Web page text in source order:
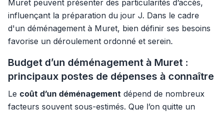
Muret peuvent présenter des particularités d’accès,
influençant la préparation du jour J. Dans le cadre
d'un déménagement à Muret, bien définir ses besoins
favorise un déroulement ordonné et serein.
Budget d’un déménagement à Muret :
principaux postes de dépenses à connaître
Le coût d’un déménagement dépend de nombreux
facteurs souvent sous-estimés. Que l’on quitte un